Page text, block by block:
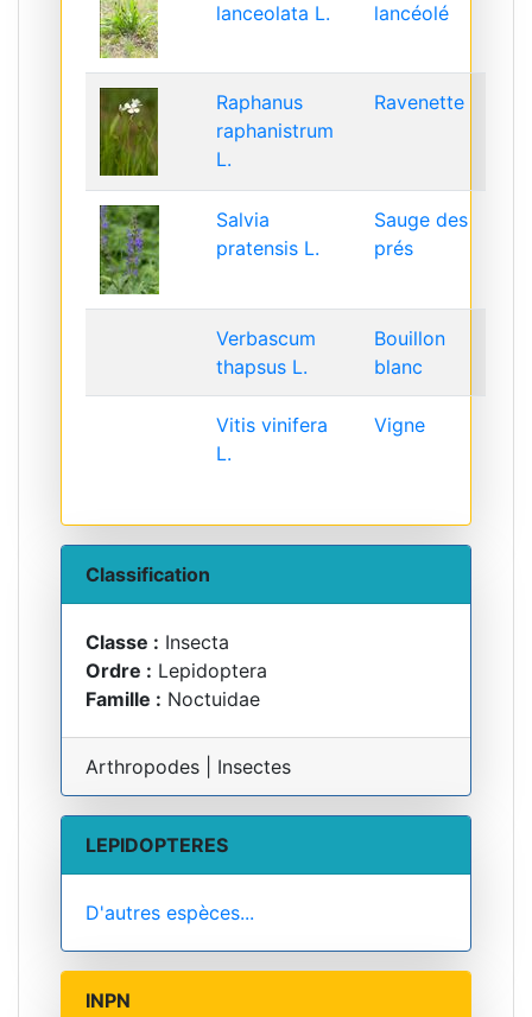
lanceolata L.
lancéolé
Raphanus
raphanistrum
L.
Ravenette
Salvia
pratensis L.
Sauge des
prés
Verbascum
thapsus L.
Bouillon
blanc
Vitis vinifera
L.
Vigne
Classification
Classe : Insecta
Ordre : Lepidoptera
Famille : Noctuidae
Arthropodes | Insectes
LEPIDOPTERES
D'autres espèces...
INPN